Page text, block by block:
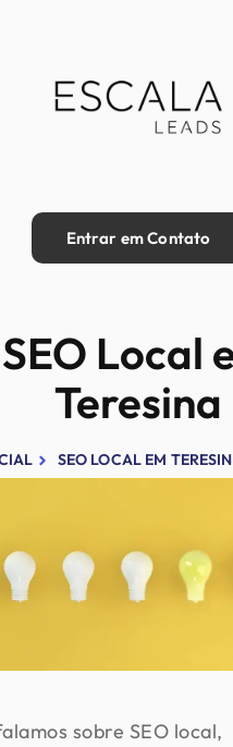
Entrar em Contato
SEO Local
Teresina
SEO LOCAL EM
sobre SEO local,